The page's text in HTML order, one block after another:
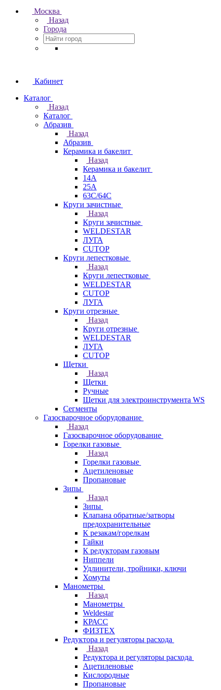
Москва
Назад
Города
Кабинет
Каталог
Назад
Каталог
Абразив
Назад
Абразив
Керамика и бакелит
Назад
Керамика и бакелит
14А
25А
63С/64С
Круги зачистные
Назад
Круги зачистные
WELDESTAR
ЛУГА
CUTOP
Круги лепестковые
Назад
Круги лепестковые
WELDESTAR
CUTOP
ЛУГА
Круги отрезные
Назад
Круги отрезные
WELDESTAR
ЛУГА
CUTOP
Щетки
Назад
Щетки
Ручные
Щетки для электроинструмента WS
Сегменты
Газосварочное оборудование
Назад
Газосварочное оборудование
Горелки газовые
Назад
Горелки газовые
Ацетиленовые
Пропановые
Зипы
Назад
Зипы
Клапана обратные/затворы
предохранительные
К резакам/горелкам
Гайки
К редукторам газовым
Ниппели
Удлинители, тройники, ключи
Хомуты
Манометры
Назад
Манометры
Weldestar
КРАСС
ФИЗТЕХ
Редуктора и регуляторы расхода
Назад
Редуктора и регуляторы расхода
Ацетиленовые
Кислородные
Пропановые